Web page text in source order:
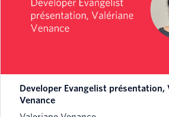
Developer Evangelist présentation,
Venance